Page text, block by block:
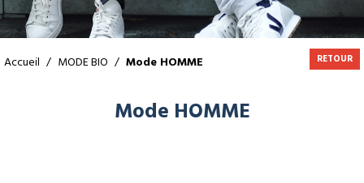
Accueil / MODE BIO / Mode HOMME RETOUR
Mode HOMME